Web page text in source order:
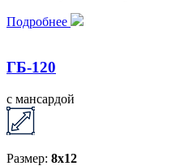
Подробнее
ГБ-120
с мансардой
Размер: 8x12